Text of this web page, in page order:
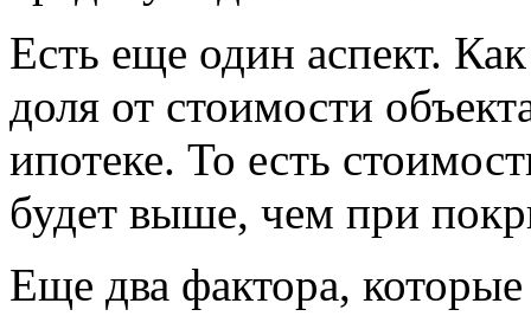
Есть еще один аспект.
доля от стоимости
ипотеке. То есть
будет выше, чем при
Еще два фактора,